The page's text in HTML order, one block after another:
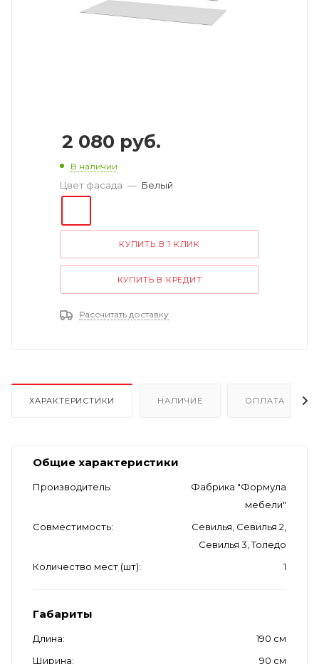
2 080 руб.
В наличии
Цвет фасада — Белый
КУПИТЬ В 1 КЛИК
КУПИТЬ В КРЕДИТ
Рассчитать доставку
ХАРАКТЕРИСТИКИ НАЛИЧИЕ ОПЛАТА
Общие характеристики
Производитель
Фабрика "Формула
мебели"
Совместимость
Севилья, Севилья 2,
Севилья 3, Толедо
Количество мест (шт)
1
Габариты
Длина
190 см
Ширина
90 см